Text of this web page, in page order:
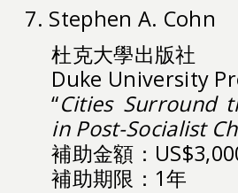
7. Stephen A. Cohn
杜克大學出版社
Duke University
“Cities Surround
in Post-Socialist
補助金額：
補助期限：1年